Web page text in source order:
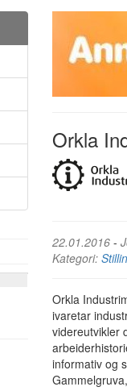
Orkla
22.01.2016 -
Kategori:
Orkla
ivaretar
videreutvikler
informativ og